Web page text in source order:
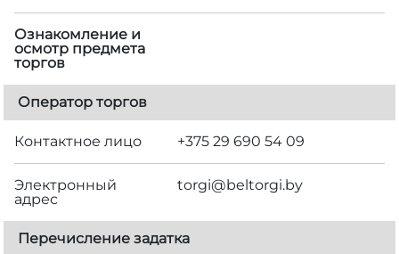
Ознакомление и
осмотр предмета
торгов
Оператор торгов
Контактное лицо +375 29 690 54 09
Электронный
адрес
torgi@beltorgi.by
Перечисление задатка